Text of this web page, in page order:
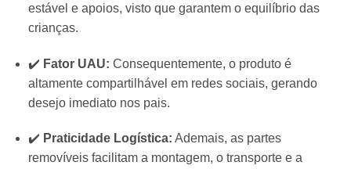
estável e apoios, visto que garantem o equilíbrio das
crianças.
✔️ Fator UAU: Consequentemente, o produto é
altamente compartilhável em redes sociais, gerando
desejo imediato nos pais.
✔️ Praticidade Logística: Ademais, as partes
removíveis facilitam a montagem, o transporte e a